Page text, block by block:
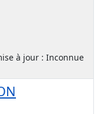
à jour : Inconnue